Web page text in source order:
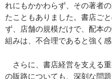
れにもかかわらず、その著者
たこともありました。書店ご
ず、店舗の規模だけで、配本
組みは、不合理であると強く感
さらに、書店経営を支える
の販路についても、深刻な問